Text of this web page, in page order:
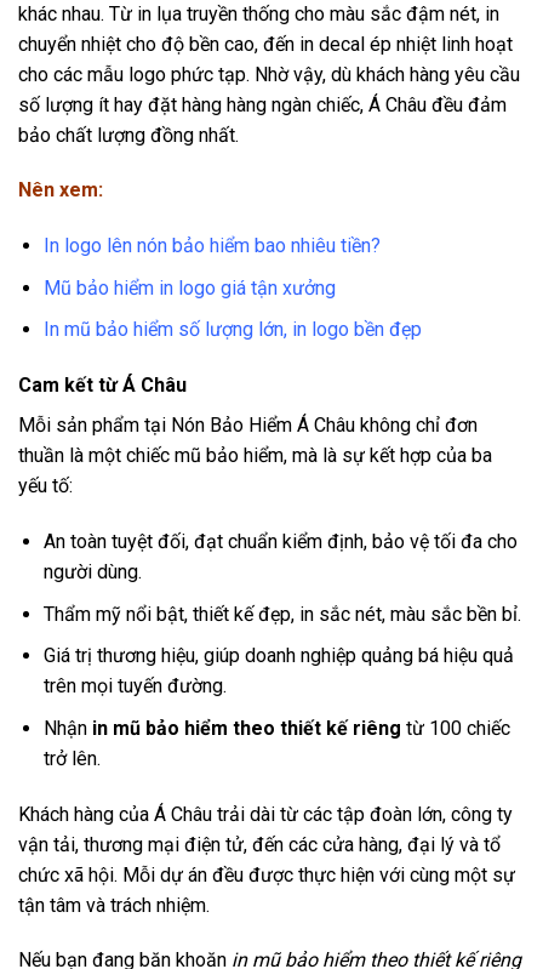
khác nhau. Từ in lụa truyền thống cho màu sắc đậm nét, in
chuyển nhiệt cho độ bền cao, đến in decal ép nhiệt linh hoạt
cho các mẫu logo phức tạp. Nhờ vậy, dù khách hàng yêu cầu
số lượng ít hay đặt hàng hàng ngàn chiếc, Á Châu đều đảm
bảo chất lượng đồng nhất.
Nên xem:
In logo lên nón bảo hiểm bao nhiêu tiền?
Mũ bảo hiểm in logo giá tận xưởng
In mũ bảo hiểm số lượng lớn, in logo bền đẹp
Cam kết từ Á Châu
Mỗi sản phẩm tại Nón Bảo Hiểm Á Châu không chỉ đơn
thuần là một chiếc mũ bảo hiểm, mà là sự kết hợp của ba
yếu tố:
An toàn tuyệt đối, đạt chuẩn kiểm định, bảo vệ tối đa cho
người dùng.
Thẩm mỹ nổi bật, thiết kế đẹp, in sắc nét, màu sắc bền bỉ.
Giá trị thương hiệu, giúp doanh nghiệp quảng bá hiệu quả
trên mọi tuyến đường.
Nhận in mũ bảo hiểm theo thiết kế riêng từ 100 chiếc
trở lên.
Khách hàng của Á Châu trải dài từ các tập đoàn lớn, công ty
vận tải, thương mại điện tử, đến các cửa hàng, đại lý và tổ
chức xã hội. Mỗi dự án đều được thực hiện với cùng một sự
tận tâm và trách nhiệm.
Nếu bạn đang băn khoăn in mũ bảo hiểm theo thiết kế riêng